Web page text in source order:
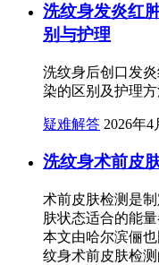
洗纹身发炎红
别与护理
洗纹身后创口发
染的区别及护理方
疑难解答 2026年4
洗纹身术前皮
术前皮肤检测是
肤状态适合的能
本文由哈尔滨俪
纹身术前皮肤检